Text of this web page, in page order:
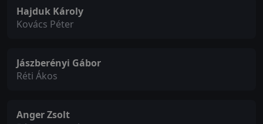
Hajduk Károly
Kovács Péter
Jászberényi Gábor
Réti Ákos
Anger Zsolt